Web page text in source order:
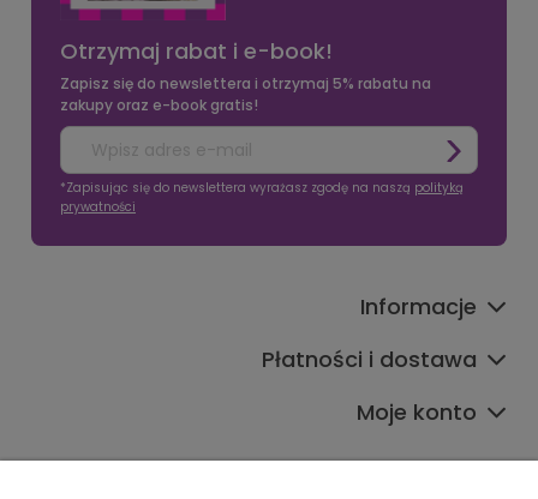
Otrzymaj rabat i e-book!
Zapisz się do newslettera i otrzymaj 5% rabatu na
zakupy oraz e-book gratis!
*Zapisując się do newslettera wyrażasz zgodę na naszą polityką
prywatności
Informacje
Płatności i dostawa
Moje konto